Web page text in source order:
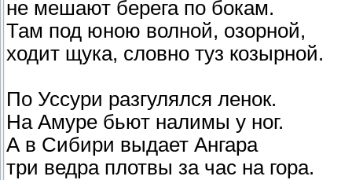
не мешают берега по бокам.
Там под юною волной, озорной,
ходит щука, словно туз козырной.
По Уссури разгулялся ленок.
На Амуре бьют налимы у ног.
А в Сибири выдает Ангара
три ведра плотвы за час на гора.